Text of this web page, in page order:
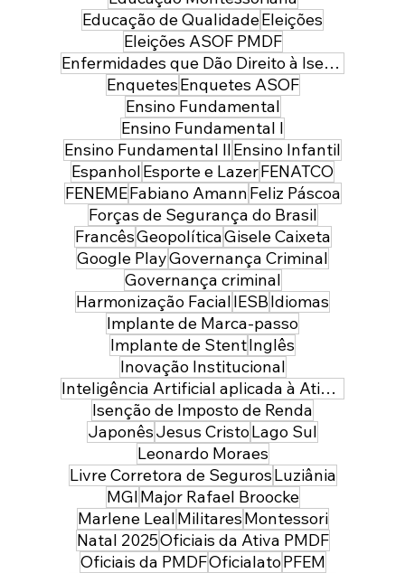
Educação de QualidadeEleições
Eleições ASOF PMDF
Enfermidades que Dão Direito à Isenção de Imposto de Renda
EnquetesEnquetes ASOF
Ensino Fundamental
Ensino Fundamental I
Ensino Fundamental IIEnsino Infantil
EspanholEsporte e LazerFENATCO
FENEMEFabiano AmannFeliz Páscoa
Forças de Segurança do Brasil
FrancêsGeopolíticaGisele Caixeta
Google PlayGovernança Criminal
Governança criminal
Harmonização FacialIESBIdiomas
Implante de Marca-passo
Implante de StentInglês
Inovação Institucional
Inteligência Artificial aplicada à Atividade Policial
Isenção de Imposto de Renda
JaponêsJesus CristoLago Sul
Leonardo Moraes
Livre Corretora de SegurosLuziânia
MGIMajor Rafael Broocke
Marlene LealMilitaresMontessori
Natal 2025Oficiais da Ativa PMDF
Oficiais da PMDFOficialatoPFEM